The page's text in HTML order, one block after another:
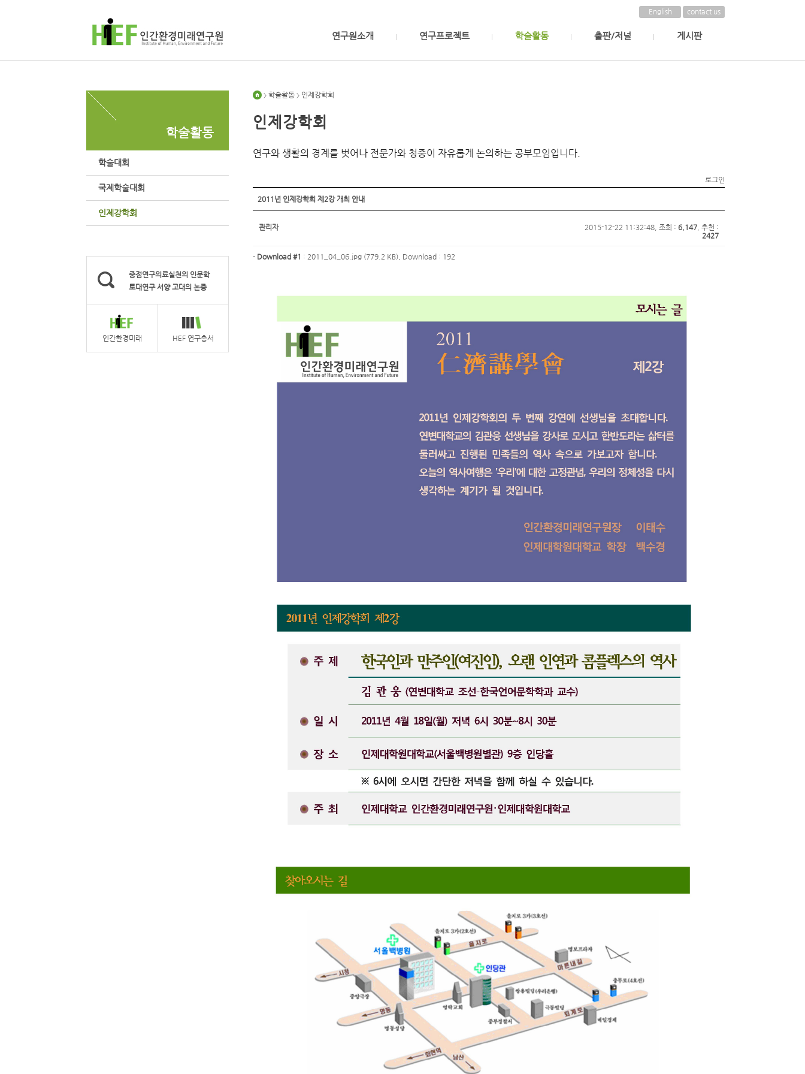
contact us
English
연구원소개 연구프로젝트 학술활동 출판/저널 게시판
학술활동
학술대회
국제학술대회
인제강학회
중점연구의료실천의 인문학
토대연구 서양 고대의 논증
인간환경미래 HEF 연구총서
> 학술활동 > 인제강학회
인제강학회
연구와 생활의 경계를 벗어나 전문가와 청중이 자유롭게 논의하는 공부모임입니다.
로그인
2011년 인제강학회 제2강 개최 안내
관리자 2015-12-22 11:32:48, 조회 : 6,147 , 추천 :
2427
- Download #1 : 2011_04_06.jpg (779.2 KB) , Download : 192